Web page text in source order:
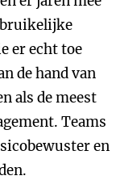
er echt toe
de hand van
als de meest
Teams
en